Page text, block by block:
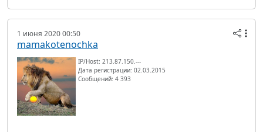
1 июня 2020 00:50
mamakotenochka
IP/Host: 213.87.150.---
Дата регистрации: 02.03.2015
Сообщений: 4 393